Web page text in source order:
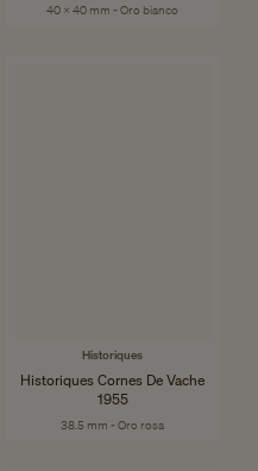
40 x 40 mm - Oro bianco
Historiques
Historiques Cornes De Vache
1955
38.5 mm - Oro rosa